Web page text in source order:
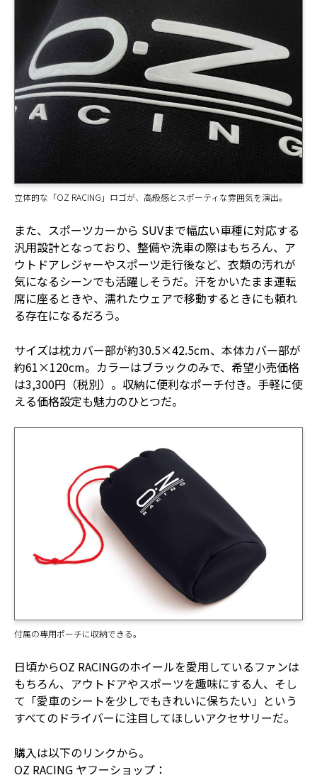
立体的な「OZ RACING」ロゴが、高級感とスポーティな雰囲気を演出。
また、スポーツカーから SUVまで幅広い車種に対応する
汎用設計となっており、整備や洗車の際はもちろん、ア
ウトドアレジャーやスポーツ走行後など、衣類の汚れが
気になるシーンでも活躍しそうだ。汗をかいたまま運転
席に座るときや、濡れたウェアで移動するときにも頼れ
る存在になるだろう。
サイズは枕カバー部が約30.5×42.5cm、本体カバー部が
約61×120cm。カラーはブラックのみで、希望小売価格
は3,300円（税別）。収納に便利なポーチ付き。手軽に使
える価格設定も魅力のひとつだ。
付属の専用ポーチに収納できる。
日頃からOZ RACINGのホイールを愛用しているファンは
もちろん、アウトドアやスポーツを趣味にする人、そし
て「愛車のシートを少しでもきれいに保ちたい」という
すべてのドライバーに注目してほしいアクセサリーだ。
購入は以下のリンクから。
OZ RACING ヤフーショップ：